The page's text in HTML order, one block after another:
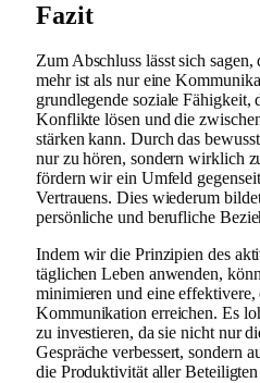
Fazit
Zum Abschluss lässt sich
mehr ist als nur eine
grundlegende soziale Fähigkeit,
Konflikte lösen und die
stärken kann. Durch das
nur zu hören, sondern wirklich
fördern wir ein Umfeld
Vertrauens. Dies wiederum
persönliche und berufliche
Indem wir die Prinzipien des
täglichen Leben anwenden,
minimieren und eine effektivere,
Kommunikation erreichen. Es
zu investieren, da sie nicht nur
Gespräche verbessert, sondern
die Produktivität aller Beteiligten